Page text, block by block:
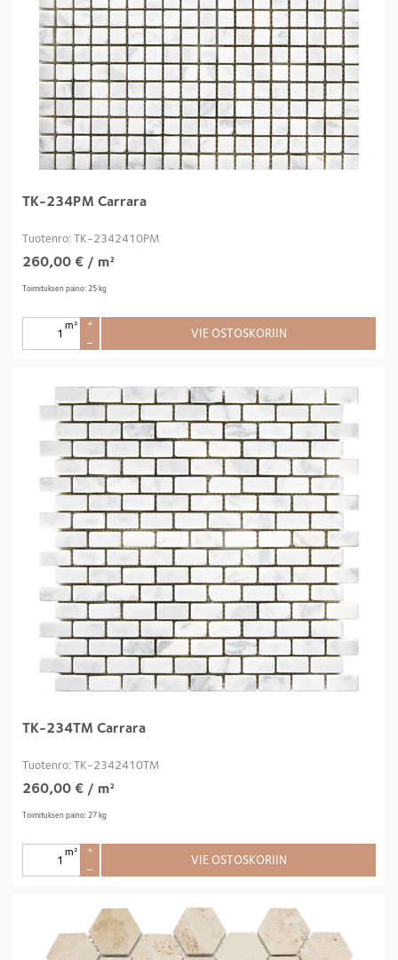
TK-234PM Carrara
Tuotenro: TK-2342410PM
260,00 € / m²
Toimituksen paino: 25 kg
m²
+
–
VIE OSTOSKORIIN
TK-234TM Carrara
Tuotenro: TK-2342410TM
260,00 € / m²
Toimituksen paino: 27 kg
m²
+
–
VIE OSTOSKORIIN